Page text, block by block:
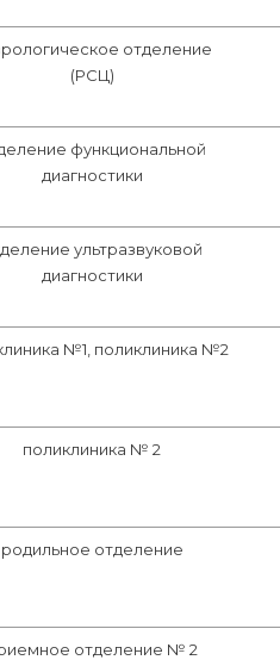
отделение
(РСЦ)
функциональной
диагностики
ультразвуковой
диагностики
№1, поликлиника №2
поликлиника № 2
родильное отделение
отделение № 2